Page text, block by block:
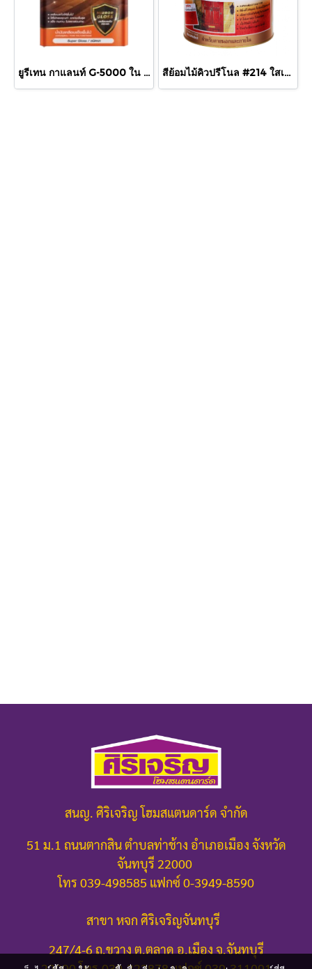
ยูรีเทน กาแลนท์ G-5000 ใน กล. สีย้อมไม้คิวปรีโนล #214 ใสเงา 1/4 กล.
สนญ. ศิริเจริญ โฮมสแตนดาร์ด จำกัด
51 ม.1 ถนนตากสิน ตำบลท่าช้าง อำเภอเมือง จังหวัด
จันทบุรี 22000
โทร 039-498585 แฟกซ์ 0-3949-8590
สาขา หจก ศิริเจริญจันทบุรี
247/4-6 ถ.ขวาง ต.ตลาด อ.เมือง จ.จันทบุรี